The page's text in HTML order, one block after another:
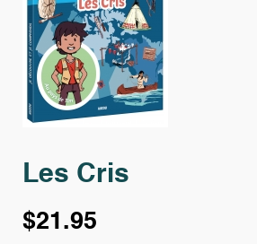
Les Cris
$21.95